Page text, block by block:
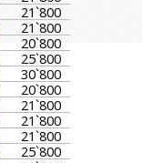
21`800
21`800
20`800
25`800
30`800
20`800
21`800
21`800
21`800
25`800